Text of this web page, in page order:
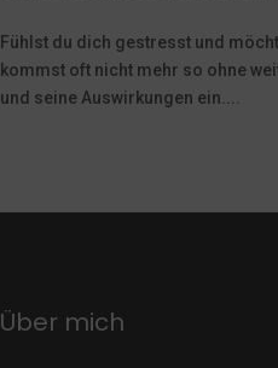
Fühlst du dich gestresst und
kommst oft nicht mehr so ohne
und seine Auswirkungen ein....
Über mich